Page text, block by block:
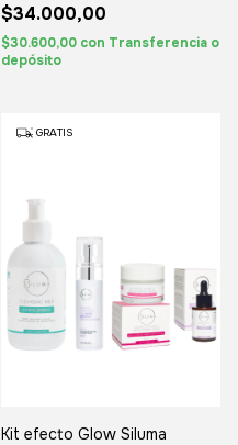
$34.000,00
$30.600,00 con Transferencia o
depósito
GRATIS
Kit efecto Glow Siluma